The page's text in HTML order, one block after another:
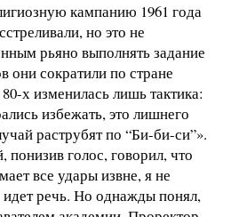
кампанию 1961 года
но это не
рьяно выполнять задание
они сократили по стране
х изменилась лишь тактика:
избежать, это лишнего
раструбят по “Би-би-си”».
понизив голос, говорил, что
все удары извне, я не
речь. Но однажды понял,